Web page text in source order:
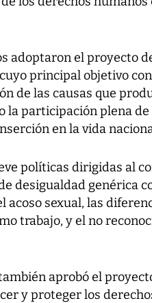
adoptaron el proyecto
principal objetivo
de las causas que
la participación plena
en la vida
políticas dirigidas al
desigualdad genérica
acoso sexual, las
trabajo, y el no
aprobó el
y proteger los